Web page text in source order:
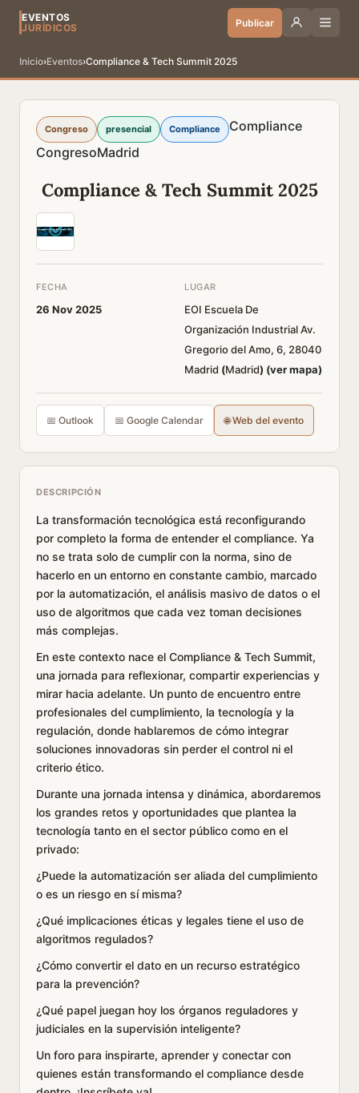
EVENTOS
JURÍDICOS
Publicar
Inicio›Eventos›Compliance & Tech Summit 2025
Congreso presencial Compliance
Compliance
CongresoMadrid
Compliance & Tech Summit 2025
FECHA
26 Nov 2025
LUGAR
EOI Escuela De
Organización Industrial Av.
Gregorio del Amo, 6, 28040
Madrid (Madrid) (ver mapa)
📅 Outlook 📅 Google Calendar 🌐 Web del evento
DESCRIPCIÓN
La transformación tecnológica está reconfigurando
por completo la forma de entender el compliance. Ya
no se trata solo de cumplir con la norma, sino de
hacerlo en un entorno en constante cambio, marcado
por la automatización, el análisis masivo de datos o el
uso de algoritmos que cada vez toman decisiones
más complejas.
En este contexto nace el Compliance & Tech Summit,
una jornada para reflexionar, compartir experiencias y
mirar hacia adelante. Un punto de encuentro entre
profesionales del cumplimiento, la tecnología y la
regulación, donde hablaremos de cómo integrar
soluciones innovadoras sin perder el control ni el
criterio ético.
Durante una jornada intensa y dinámica, abordaremos
los grandes retos y oportunidades que plantea la
tecnología tanto en el sector público como en el
privado:
¿Puede la automatización ser aliada del cumplimiento
o es un riesgo en sí misma?
¿Qué implicaciones éticas y legales tiene el uso de
algoritmos regulados?
¿Cómo convertir el dato en un recurso estratégico
para la prevención?
¿Qué papel juegan hoy los órganos reguladores y
judiciales en la supervisión inteligente?
Un foro para inspirarte, aprender y conectar con
quienes están transformando el compliance desde